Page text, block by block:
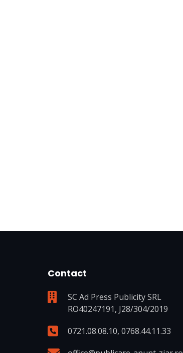
Contact
SC Ad Press Publicity SRL
RO40247191, J28/304/2019
0721.08.08.10, 0768.44.11.33